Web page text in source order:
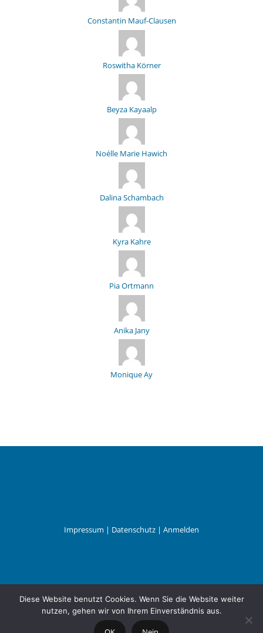
Constantin Mauf-Clausen
Roswitha Körner
Beyza Kayaalp
Noélle Marie Hawich
Dalina Schambach
Kyra Kahre
Pia Ortmann
Anika Jany
Monique Ay
Impressum | Datenschutz | Anmelden
Diese Website benutzt Cookies. Wenn Sie die Website weiter
nutzen, gehen wir von Ihrem Einverständnis aus.